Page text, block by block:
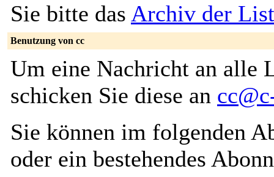
Sie bitte das Archiv der
Benutzung von cc
Um eine Nachricht an alle
schicken Sie diese an
Sie können im folgenden
oder ein bestehendes